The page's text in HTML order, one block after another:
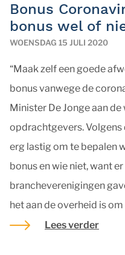
Bonus
bonus wel of
WOENSDAG 15 JULI 2020
“Maak zelf een goede
bonus vanwege de
Minister De Jonge aan
opdrachtgevers.
erg lastig om te bepalen
bonus en wie niet, want
brancheverenigingen
het aan de overheid is om
Lees verder